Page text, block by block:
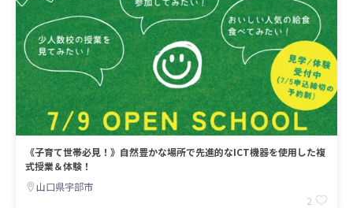
《子育て世帯必見！》自然豊かな場所で先進的なICT機器を使用した複
式授業＆体験！
山口県宇部市
2